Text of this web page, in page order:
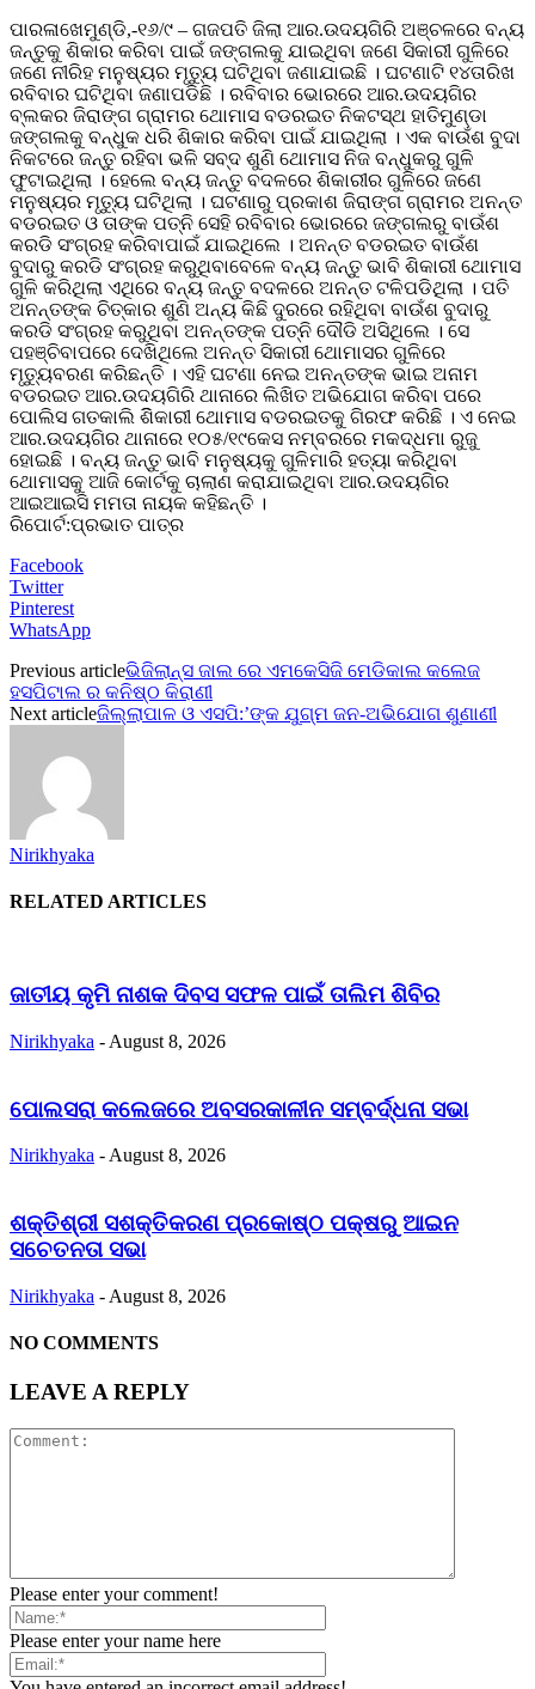
ପାରଳାଖେମୁଣ୍ଡି,-୧୬/୯ – ଗଜପତି ଜିଲା ଆର.ଉଦୟଗିରି ଅଞ୍ଚଳରେ ବନ୍ୟ
ଜନ୍ତୁକୁ ଶିକାର କରିବା ପାଇଁ ଜଙ୍ଗଲକୁ ଯାଇଥିବା ଜଣେ ସିକାରୀ ଗୁଳିରେ
ଜଣେ ନୀରିହ ମନୁଷ୍ୟର ମୃତ୍ୟୁ ଘଟିଥିବା ଜଣାଯାଇଛି । ଘଟଣାଟି ୧୪ତାରିଖ
ରବିବାର ଘଟିଥିବା ଜଣାପଡିଛି । ରବିବାର ଭୋରରେ ଆର.ଉଦୟଗିର
ବ୍ଲକର ଜିରାଙ୍ଗ ଗ୍ରାମର ଥୋମାସ ବଡରଇତ ନିକଟସ୍ଥ ହାତିମୁଣ୍ଡା
ଜଙ୍ଗଲକୁ ବନ୍ଧୁକ ଧରି ଶିକାର କରିବା ପାଇଁ ଯାଇଥିଲା । ଏକ ବାଉଁଶ ବୁଦା
ନିକଟରେ ଜନ୍ତୁ ରହିବା ଭଳି ସବ୍ଦ ଶୁଣି ଥୋମାସ ନିଜ ବନ୍ଧୁକରୁ ଗୁଳି
ଫୁଟାଇଥିଲା । ହେଲେ ବନ୍ୟ ଜନ୍ତୁ ବଦଳରେ ଶିକାରୀର ଗୁଳିରେ ଜଣେ
ମନୁଷ୍ୟର ମୃତ୍ୟୁ ଘଟିଥିଲା । ଘଟଣାରୁ ପ୍ରକାଶ ଜିରାଙ୍ଗ ଗ୍ରାମର ଅନନ୍ତ
ବଡରଇତ ଓ ତାଙ୍କ ପତ୍ନି ସେହି ରବିବାର ଭୋରରେ ଜଙ୍ଗଲରୁ ବାଉଁଶ
କରଡି ସଂଗ୍ରହ କରିବାପାଇଁ ଯାଇଥିଲେ । ଅନନ୍ତ ବଡରଇତ ବାଉଁଶ
ବୁଦାରୁ କରଡି ସଂଗ୍ରହ କରୁଥିବାବେଳେ ବନ୍ୟ ଜନ୍ତୁ ଭାବି ଶିକାରୀ ଥୋମାସ
ଗୁଳି କରିଥିଲା ଏଥିରେ ବନ୍ୟ ଜନ୍ତୁ ବଦଳରେ ଅନନ୍ତ ଟଳିପଡିଥିଲା । ପତି
ଅନନ୍ତଙ୍କ ଚିତ୍କାର ଶୁଣି ଅନ୍ୟ କିଛି ଦୁରରେ ରହିଥିବା ବାଉଁଶ ବୁଦାରୁ
କରଡି ସଂଗ୍ରହ କରୁଥିବା ଅନନ୍ତଙ୍କ ପତ୍ନି ଦୌଡି ଅସିଥିଲେ । ସେ
ପହଞ୍ଚିବାପରେ ଦେଖିଥିଲେ ଅନନ୍ତ ସିକାରୀ ଥୋମାସର ଗୁଳିରେ
ମୃତ୍ୟୁବରଣ କରିଛନ୍ତି । ଏହି ଘଟଣା ନେଇ ଅନନ୍ତଙ୍କ ଭାଇ ଅନାମ
ବଡରଇତ ଆର.ଉଦୟଗିରି ଥାନାରେ ଲିଖିତ ଅଭିଯୋଗ କରିବା ପରେ
ପୋଲିସ ଗତକାଲି ଶିିକାରୀ ଥୋମାସ ବଡରଇତକୁ ଗିରଫ କରିଛି । ଏ ନେଇ
ଆର.ଉଦୟଗିର ଥାନାରେ ୧୦୫/୧୯କେସ ନମ୍ବରରେ ମକଦ୍ଧମା ରୁଜୁ
ହୋଇଛି । ବନ୍ୟ ଜନ୍ତୁ ଭାବି ମନୁଷ୍ୟକୁ ଗୁଳିମାରି ହତ୍ୟା କରିଥିବା
ଥୋମାସକୁ ଆଜି କୋର୍ଟକୁ ଚାଲାଣ କରାଯାଇଥିବା ଆର.ଉଦୟଗିର
ଆଇଆଇସି ମମତା ନାୟକ କହିଛନ୍ତି ।
ରିପୋର୍ଟ:ପ୍ରଭାତ ପାତ୍ର
Facebook
Twitter
Pinterest
WhatsApp
Previous articleଭିଜିଲାନ୍ସ ଜାଲ ରେ ଏମକେସିଜି ମେଡିକାଲ କଲେଜ
ହସପିଟାଲ ର କନିଷ୍ଠ କିରାଣୀ
Next articleଜିଲ୍ଲାପାଳ ଓ ଏସପି:’ଙ୍କ ଯୁଗ୍ମ ଜନ-ଅଭିଯୋଗ ଶୁଣାଣୀ
Nirikhyaka
RELATED ARTICLES
ଜାତୀୟ କୃମି ନାଶକ ଦିବସ ସଫଳ ପାଇଁ ତାଲିମ ଶିବିର
Nirikhyaka - August 8, 2026
ପୋଲସରା କଲେଜରେ ଅବସରକାଳୀନ ସମ୍ବର୍ଦ୍ଧନା ସଭା
Nirikhyaka - August 8, 2026
ଶକ୍ତିଶ୍ରୀ ସଶକ୍ତିକରଣ ପ୍ରକୋଷ୍ଠ ପକ୍ଷରୁ ଆଇନ
ସଚେତନତା ସଭା
Nirikhyaka - August 8, 2026
NO COMMENTS
LEAVE A REPLY
Please enter your comment!
Please enter your name here